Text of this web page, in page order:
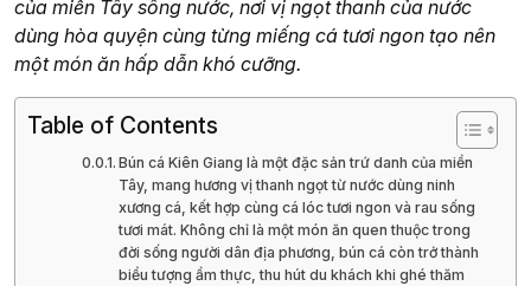
của miền Tây sông nước, nơi vị ngọt thanh của nước
dùng hòa quyện cùng từng miếng cá tươi ngon tạo nên
một món ăn hấp dẫn khó cưỡng.
Table of Contents
Bún cá Kiên Giang là một đặc sản trứ danh của miền
Tây, mang hương vị thanh ngọt từ nước dùng ninh
xương cá, kết hợp cùng cá lóc tươi ngon và rau sống
tươi mát. Không chỉ là một món ăn quen thuộc trong
đời sống người dân địa phương, bún cá còn trở thành
biểu tượng ẩm thực, thu hút du khách khi ghé thăm